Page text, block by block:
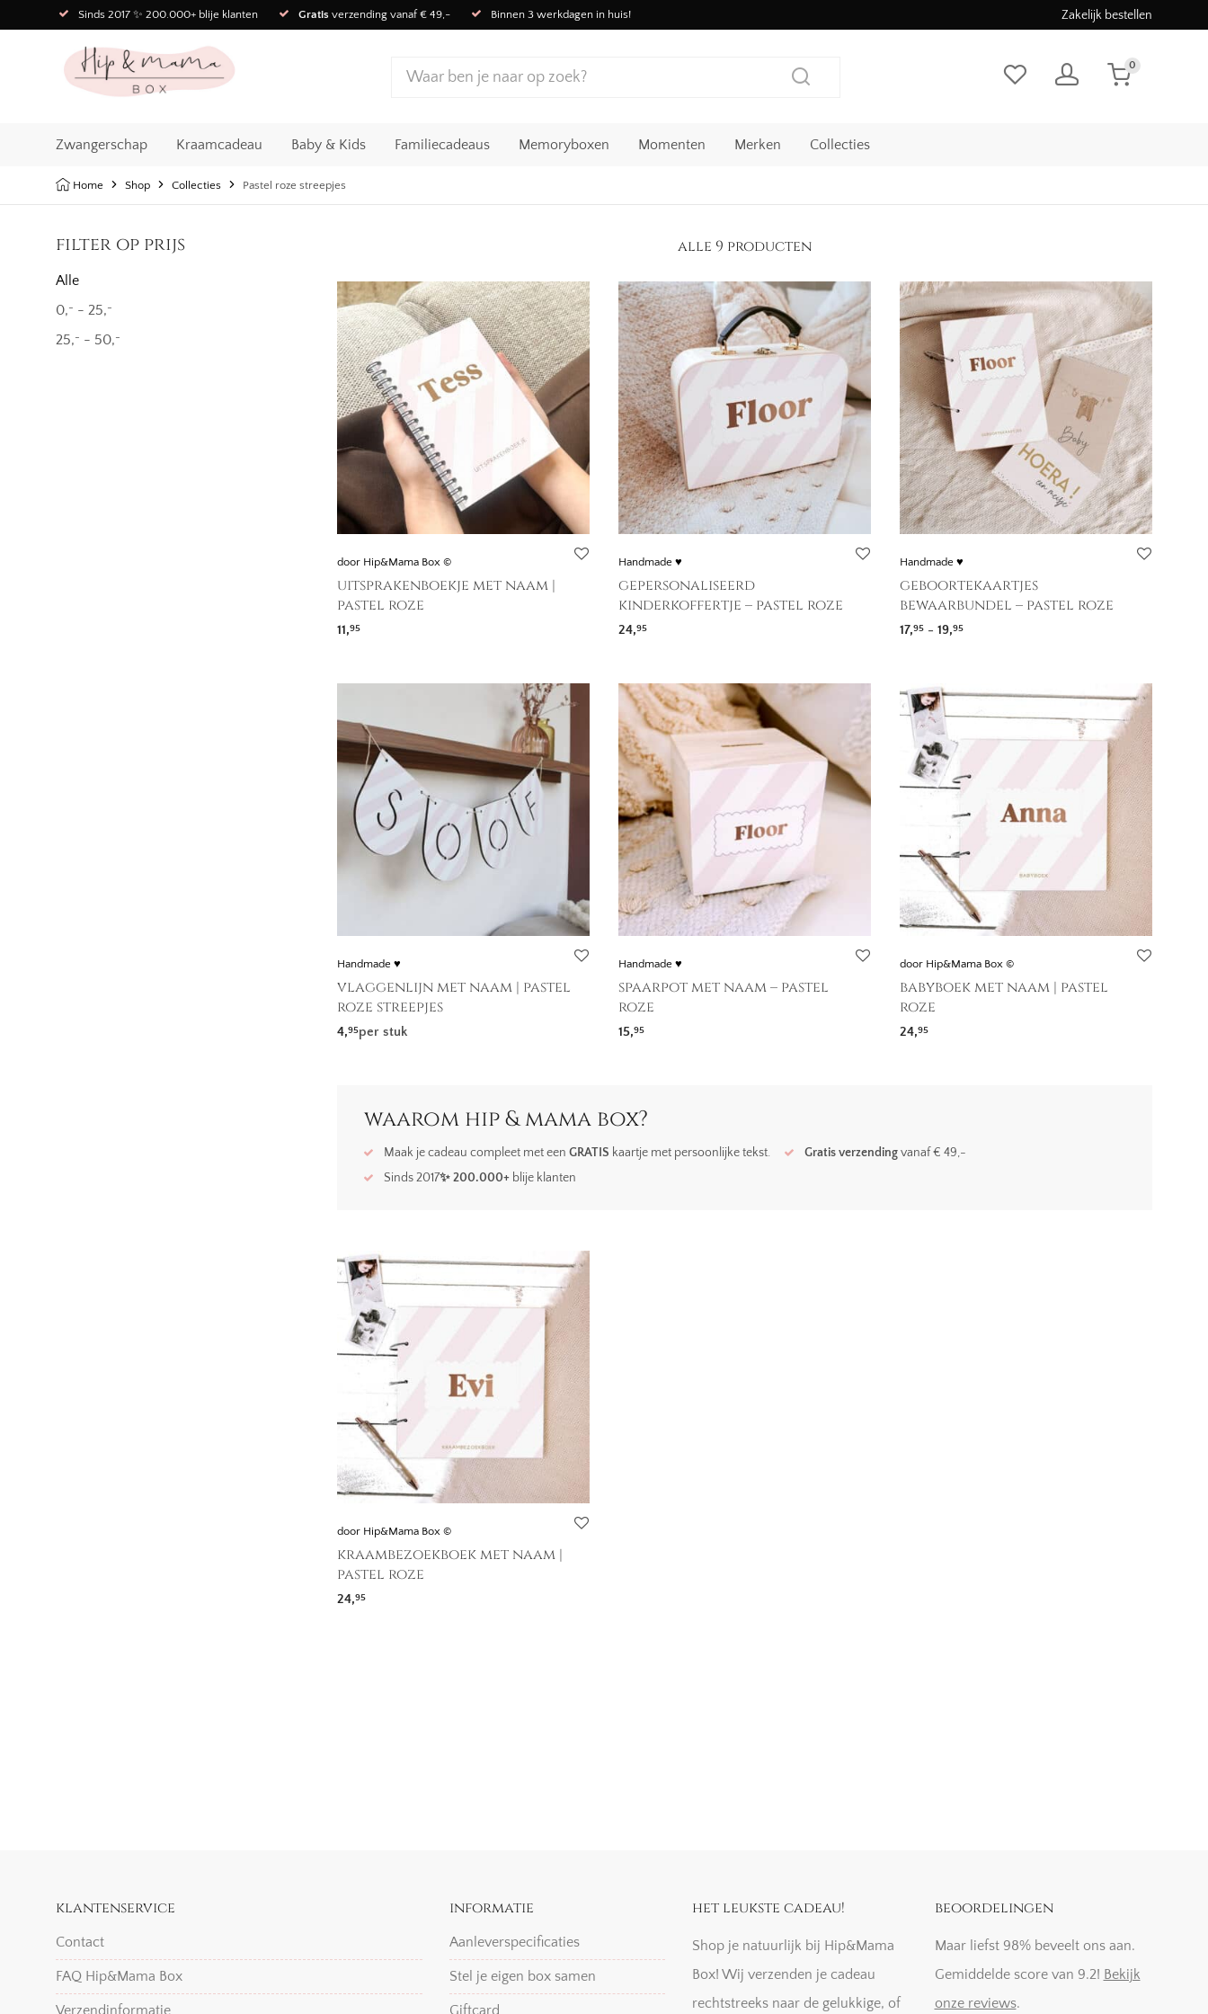
Sinds 2017 ✨ 200.000+ blije klanten Gratis verzending vanaf € 49,- Binnen 3 werkdagen in huis! Zakelijk bestellen
0
Zwangerschap Kraamcadeau Baby & Kids Familiecadeaus Memoryboxen Momenten Merken Collecties
Home Shop Collecties Pastel roze streepjes
filter op prijs
Alle
0,- - 25,-
25,- - 50,-
alle 9 producten
door Hip&Mama Box ©
uitsprakenboekje met naam |
pastel roze
11,95
Handmade ♥
gepersonaliseerd
kinderkoffertje – pastel roze
24,95
Handmade ♥
geboortekaartjes
bewaarbundel – pastel roze
17,95 - 19,95Prijsklasse: 17,95 tot 19,95
Handmade ♥
vlaggenlijn met naam | pastel
roze streepjes
4,95per stuk
Handmade ♥
spaarpot met naam – pastel
roze
15,95
door Hip&Mama Box ©
babyboek met naam | pastel
roze
24,95
door Hip&Mama Box ©
kraambezoekboek met naam |
pastel roze
24,95
waarom hip & mama box?
Maak je cadeau compleet met een GRATIS kaartje met persoonlijke tekst. Gratis verzendingvanaf € 49,-
Sinds 2017✨ 200.000+ blije klanten
klantenservice
Contact
FAQ Hip&Mama Box
Verzendinformatie
informatie
Aanleverspecificaties
Stel je eigen box samen
Giftcard
het leukste cadeau!
Shop je natuurlijk bij Hip&Mama
Box! Wij verzenden je cadeau
rechtstreeks naar de gelukkige, of
beoordelingen
Maar liefst 98% beveelt ons aan.
Gemiddelde score van 9.2! Bekijk
onze reviews.